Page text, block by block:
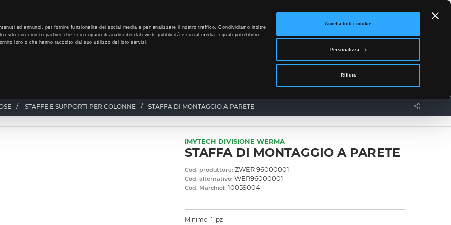
ed annunci, per fornire funzionalità dei social media e per analizzare il nostro traffico. Condividiamo inoltre
sito con i nostri partner che si occupano di analisi dei dati web, pubblicità e social media, i quali potrebbero
loro o che hanno raccolto dal suo utilizzo dei loro servizi.
Accetta tutti i cookie
Personalizza
Rifiuta
Accedi
News Contatti
/ STAFFE E SUPPORTI PER COLONNE / STAFFA DI MONTAGGIO A PARETE
IMYTECH DIVISIONE WERMA
STAFFA DI MONTAGGIO A PARETE
Cod. produttore: ZWER 96000001
Cod. alternativo: WER96000001
Cod. Marchiol: 10059004
Minimo 1 pz